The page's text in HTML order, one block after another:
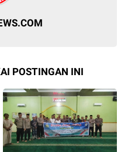
POSTINGAN INI